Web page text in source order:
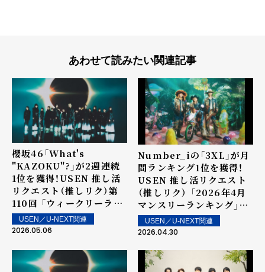
あわせて読みたい関連記事
櫻坂46「What's
"KAZOKU"?」が2週連続
1位を獲得！USEN 推し活
リクエスト（推しリク）第
110回 「ウィークリーラン
キング」を発表！～ 上位ラ
ンクイン楽曲は5月9日
USEN／U-NEXT関連
2026.05.06
Number_iの「3XL」が月
間ランキング1位を獲得！
USEN 推し活リクエスト
（推しリク） 「2026年4月
マンスリーランキング」を
発表！
USEN／U-NEXT関連
2026.04.30